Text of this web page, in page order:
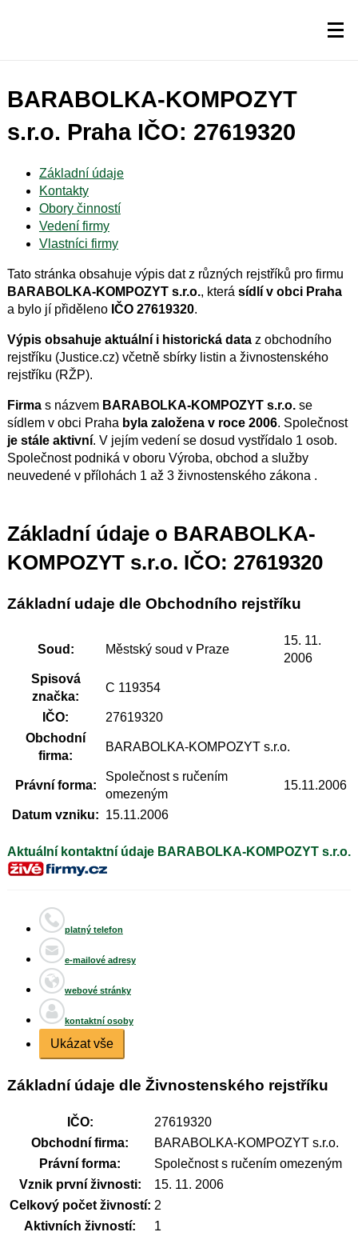
BARABOLKA-KOMPOZYT
s.r.o. Praha IČO: 27619320
Základní údaje
Kontakty
Obory činností
Vedení firmy
Vlastníci firmy
Tato stránka obsahuje výpis dat z různých rejstříků pro firmu
BARABOLKA-KOMPOZYT s.r.o., která sídlí v obci Praha
a bylo jí přiděleno IČO 27619320.
Výpis obsahuje aktuální i historická dataz obchodního
rejstříku (Justice.cz) včetně sbírky listin a živnostenského
rejstříku (RŽP).
Firmas názvem BARABOLKA-KOMPOZYT s.r.o.se
sídlem v obci Praha byla založena v roce 2006. Společnost
je stále aktivní. V jejím vedení se dosud vystřídalo 1 osob.
Společnost podniká v oboru Výroba, obchod a služby
neuvedené v přílohách 1 až 3 živnostenského zákona .
Základní údaje o BARABOLKA-
KOMPOZYT s.r.o. IČO: 27619320
Základní udaje dle Obchodního rejstříku
Soud: Městský soud v Praze
15. 11.
2006
Spisová
značka:
C 119354
IČO:
27619320
Obchodní
firma:
BARABOLKA-KOMPOZYT s.r.o.
Právní forma:
Společnost s ručením
omezeným
15.11.2006
Datum vzniku: 15.11.2006
Aktuální kontaktní údaje BARABOLKA-KOMPOZYT s.r.o.
platný telefon
e-mailové adresy
webové stránky
kontaktní osoby
Ukázat vše
Základní údaje dle Živnostenského rejstříku
IČO:
27619320
Obchodní firma:
BARABOLKA-KOMPOZYT s.r.o.
Právní forma:
Společnost s ručením omezeným
Vznik první živnosti:
15. 11. 2006
Celkový počet živností: 2
Aktivních živností:
1